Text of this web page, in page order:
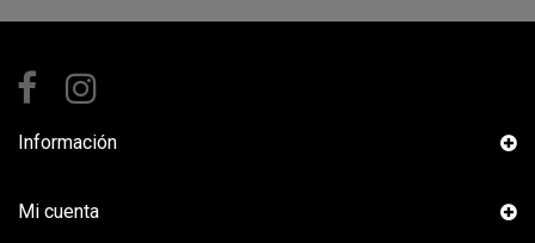
Información
Mi cuenta